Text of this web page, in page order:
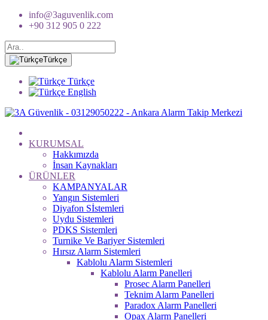
info@3aguvenlik.com
+90 312 905 0 222
Türkçe
Türkçe
English
KURUMSAL
Hakkımızda
İnsan Kaynakları
ÜRÜNLER
KAMPANYALAR
Yangın Sistemleri
Diyafon Sİstemleri
Uydu Sistemleri
PDKS Sistemleri
Turnike Ve Bariyer Sistemleri
Hırsız Alarm Sistemleri
Kablolu Alarm Sistemleri
Kablolu Alarm Panelleri
Prosec Alarm Panelleri
Teknim Alarm Panelleri
Paradox Alarm Panelleri
Opax Alarm Panelleri